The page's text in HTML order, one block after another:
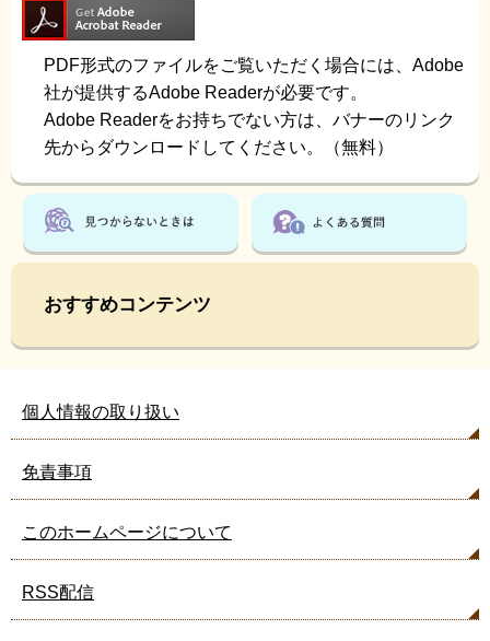
PDF形式のファイルをご覧いただく場合には、Adobe
社が提供するAdobe Readerが必要です。
Adobe Readerをお持ちでない方は、バナーのリンク
先からダウンロードしてください。（無料）
おすすめコンテンツ
個人情報の取り扱い
免責事項
このホームページについて
RSS配信